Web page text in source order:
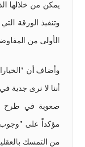
يمكن من خلالها
وتنفيذ الورقة
الأولى من
وأضاف أن
أننا لا نرى جدية
صعوبة في طرح
مؤكداً على "وجوب
من التمسك